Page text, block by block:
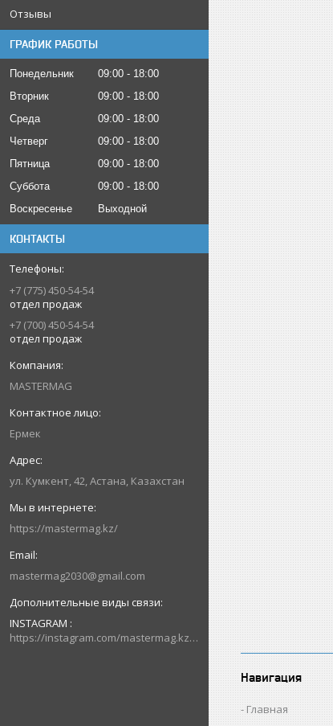
Отзывы
ГРАФИК РАБОТЫ
Понедельник 09:00
18:00
Вторник
09:00
18:00
Среда
09:00
18:00
Четверг
09:00
18:00
Пятница
09:00
18:00
Суббота
09:00
18:00
Воскресенье
Выходной
КОНТАКТЫ
+7 (775) 450-54-54
отдел продаж
+7 (700) 450-54-54
отдел продаж
MASTERMAG
Ермек
ул. Кумкент, 42, Астана, Казахстан
https://mastermag.kz/
mastermag2030@gmail.com
INSTAGRAM
https://instagram.com/mastermag.kz?igshid=NDk5N2NlZjQ=
Навигация
Главная